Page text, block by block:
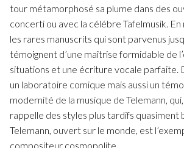
tour métamorphosé sa plume dans des
concerti ou avec la célébre Tafelmusik. En
les rares manuscrits qui sont parvenus
témoignent d’une maîtrise formidable de
situations et une écriture vocale parfaite.
un laboratoire comique mais aussi un
modernité de la musique de Telemann,
rappelle des styles plus tardifs quasiment
Telemann, ouvert sur le monde, est
compositeur cosmopolite.